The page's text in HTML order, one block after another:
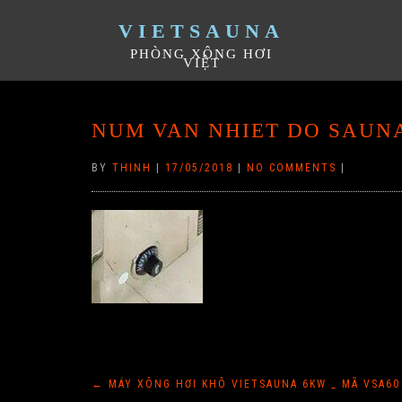
VIETSAUNA
PHÒNG XÔNG HƠI
VIỆT
NUM VAN NHIET DO
BY THINH 17/05/2018 NO COMMENTS
Điều
← MÁY XÔNG HƠI KHÔ VIETSAUNA 6KW _ MÃ VSA60